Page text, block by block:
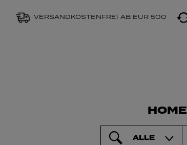
VERSANDKOSTENFREI AB EUR 500
HOME
ALLE